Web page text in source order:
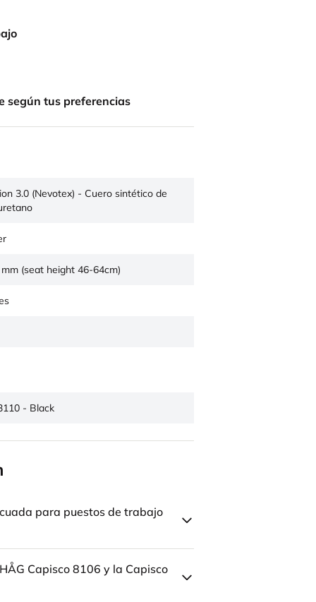
según tus preferencias
3.0 (Nevotex) - Cuero sintético de
(seat height 46-64cm)
- Black
para puestos de trabajo
Capisco 8106 y la Capisco